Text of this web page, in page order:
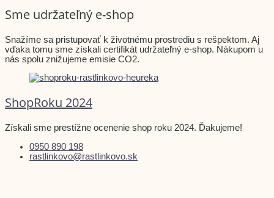
Sme udržateľný e-shop
Snažíme sa pristupovať k životnému prostrediu s rešpektom. Aj
vďaka tomu sme získali certifikát udržateľný e-shop. Nákupom u
nás spolu znižujeme emisie CO2.
ShopRoku 2024
Získali sme prestížne ocenenie shop roku 2024. Ďakujeme!
0950 890 198
rastlinkovo@rastlinkovo.sk